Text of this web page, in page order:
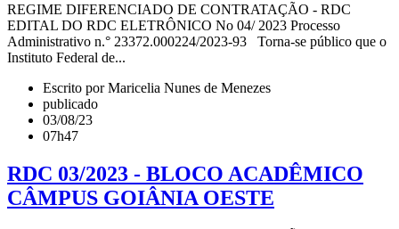
REGIME DIFERENCIADO DE CONTRATAÇÃO - RDC
EDITAL DO RDC ELETRÔNICO No 04/ 2023 Processo
Administrativo n.° 23372.000224/2023-93 Torna-se público que o
Instituto Federal de...
Escrito por Maricelia Nunes de Menezes
publicado
03/08/23
07h47
RDC 03/2023 - BLOCO ACADÊMICO
CÂMPUS GOIÂNIA OESTE